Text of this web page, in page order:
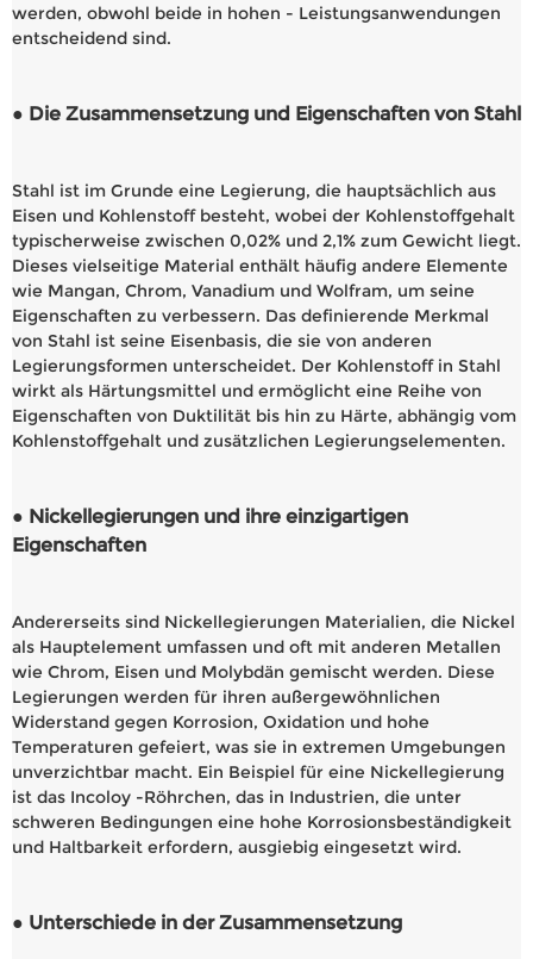
werden, obwohl beide in hohen - Leistungsanwendungen
entscheidend sind.
● Die Zusammensetzung und Eigenschaften von Stahl
Stahl ist im Grunde eine Legierung, die hauptsächlich aus
Eisen und Kohlenstoff besteht, wobei der Kohlenstoffgehalt
typischerweise zwischen 0,02% und 2,1% zum Gewicht liegt.
Dieses vielseitige Material enthält häufig andere Elemente
wie Mangan, Chrom, Vanadium und Wolfram, um seine
Eigenschaften zu verbessern. Das definierende Merkmal
von Stahl ist seine Eisenbasis, die sie von anderen
Legierungsformen unterscheidet. Der Kohlenstoff in Stahl
wirkt als Härtungsmittel und ermöglicht eine Reihe von
Eigenschaften von Duktilität bis hin zu Härte, abhängig vom
Kohlenstoffgehalt und zusätzlichen Legierungselementen.
● Nickellegierungen und ihre einzigartigen
Eigenschaften
Andererseits sind Nickellegierungen Materialien, die Nickel
als Hauptelement umfassen und oft mit anderen Metallen
wie Chrom, Eisen und Molybdän gemischt werden. Diese
Legierungen werden für ihren außergewöhnlichen
Widerstand gegen Korrosion, Oxidation und hohe
Temperaturen gefeiert, was sie in extremen Umgebungen
unverzichtbar macht. Ein Beispiel für eine Nickellegierung
ist das Incoloy -Röhrchen, das in Industrien, die unter
schweren Bedingungen eine hohe Korrosionsbeständigkeit
und Haltbarkeit erfordern, ausgiebig eingesetzt wird.
● Unterschiede in der Zusammensetzung